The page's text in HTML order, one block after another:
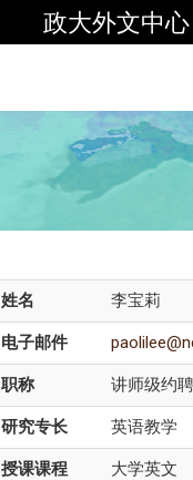
政大外文中心
姓名 李宝莉
电子邮件
职称 讲师级约
研究专长 英语教学
授课课程 大学英文